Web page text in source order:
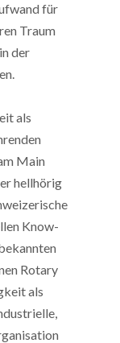
für
Traum
der
als
Main
hellhörig
Know-
Rotary
als